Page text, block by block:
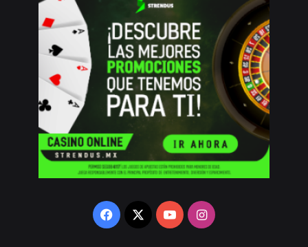
Facebook
X YouTubeInstagram